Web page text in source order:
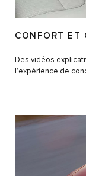
CONFORT ET
Des vidéos
l’expérience de